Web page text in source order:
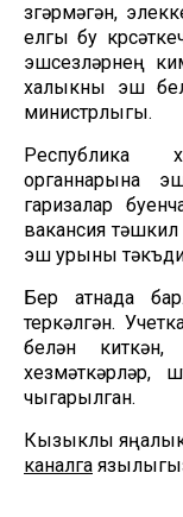
үзгәрмәгән,
елгы бу
эшсезләрнең
халыкны эш
министрлыгы.
Республика
органнарына
гаризалар
вакансия
эш урыны
Бер атнада
теркәлгән.
белән
хезмәткәрләр,
чыгарылган.
Кызыклы
каналга